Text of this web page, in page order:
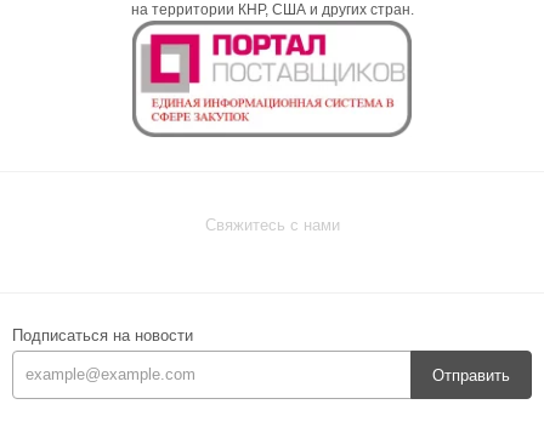
на территории КНР, США и других стран.
Свяжитесь с нами
Подписаться на новости
Отправить